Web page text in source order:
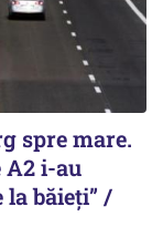
spre mare.
A2 i-au
la băieți” /